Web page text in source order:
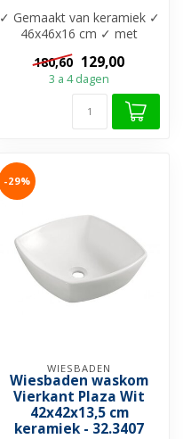
✓ Gemaakt van keramiek ✓
46x46x16 cm ✓ met
overloop ✓ Vrij ophangbaar
✓ Maten 46...
180,60 129,00
3 a 4 dagen
-29%
WIESBADEN
Wiesbaden waskom
Vierkant Plaza Wit
42x42x13,5 cm
keramiek - 32.3407